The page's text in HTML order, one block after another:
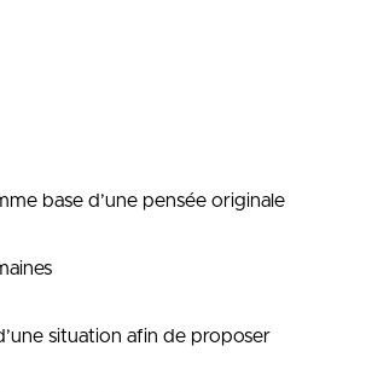
base d’une pensée originale
situation afin de proposer